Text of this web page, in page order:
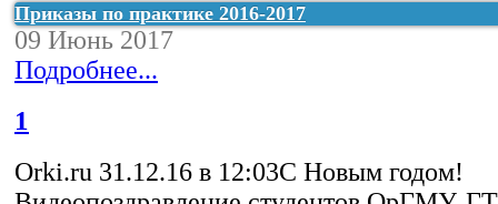
Приказы по практике 2016-2017
09 Июнь 2017
Подробнее...
1
Orki.ru 31.12.16 в 12:03С Новым годом!